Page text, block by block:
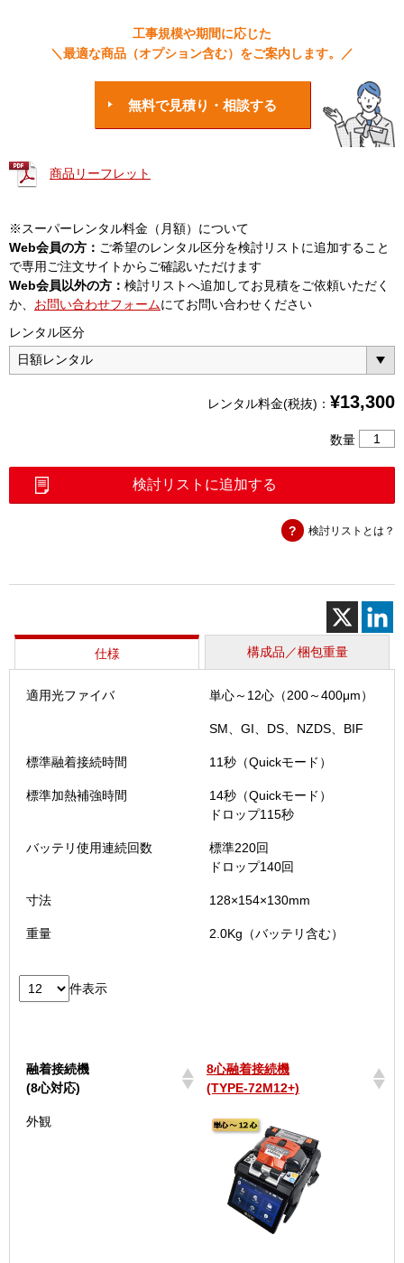
工事規模や期間に応じた
＼最適な商品（オプション含む）をご案内します。／
無料で見積り・相談する
商品リーフレット
※スーパーレンタル料金（月額）について
Web会員の方： ご希望のレンタル区分を検討リストに追加すること
で専用ご注文サイトからご確認いただけます
Web会員以外の方： 検討リストへ追加してお見積をご依頼いただく
か、 お問い合わせフォームにてお問い合わせください
レンタル区分
レンタル料金(税抜)： ¥13,300
数量
続
72M12
＋）
個
検討リストに追加する
検討リストとは？
仕様 構成品／梱包重量
適用光ファイバ 単心～12心（200～400μm）
SM、GI、DS、NZDS、BIF
標準融着接続時間 11秒（Quickモード）
標準加熱補強時間
14秒（Quickモード）
ドロップ115秒
バッテリ使用連続回数
標準220回
ドロップ140回
寸法 128×154×130mm
重量 2.0Kg（バッテリ含む）
件表示
融着接続機
(8心対応)
8心融着接続機
(TYPE-72M12+)
融着接続機
(TYPE-72M12+)
外観